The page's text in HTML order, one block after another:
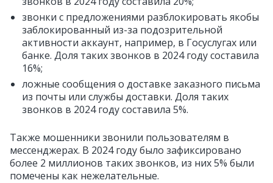
звонки с предложениями разблокировать якобы
заблокированный из-за подозрительной
активности аккаунт, например, в Госуслугах или
банке. Доля таких звонков в 2024 году составила
16%;
ложные сообщения о доставке заказного письма
из почты или службы доставки. Доля таких
звонков в 2024 году составила 5%.
Также мошенники звонили пользователям в
мессенджерах. В 2024 году было зафиксировано
более 2 миллионов таких звонков, из них 5% были
помечены как нежелательные.